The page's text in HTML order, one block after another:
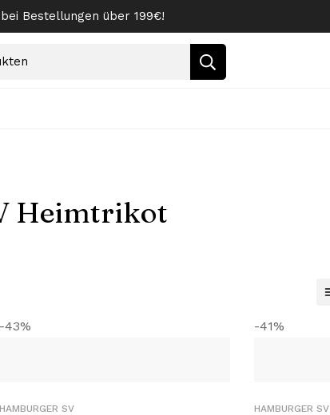
Bestellungen über 199€!
Heimtrikot
-43%
HAMBURGER SV
-41%
HAMBURGER SV